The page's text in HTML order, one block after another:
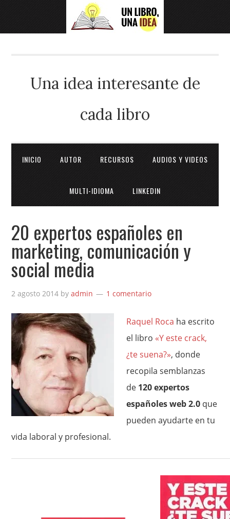
Una idea interesante de
cada libro
INICIO AUTOR RECURSOS AUDIOS Y VIDEOS
MULTI-IDIOMA LINKEDIN
20 expertos españoles en
marketing, comunicación y
social media
2 agosto 2014 byadmin 1 comentario
Raquel Roca ha escrito
el libro «Y este crack,
¿te suena?», donde
recopila semblanzas
de 120 expertos
españoles web 2.0 que
pueden ayudarte en tu
vida laboral y profesional.